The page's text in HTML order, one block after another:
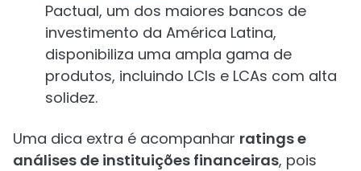
Pactual, um dos maiores bancos de
investimento da América Latina,
disponibiliza uma ampla gama de
produtos, incluindo LCIs e LCAs com alta
solidez.
Uma dica extra é acompanhar ratings e
análises de instituições financeiras, pois